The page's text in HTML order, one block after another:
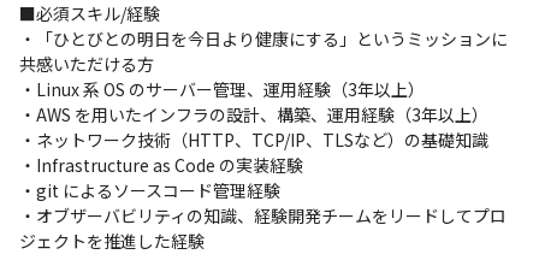
■働き方
リモートワークを導入しています。必須のオフィス出勤日等は設
けず、所属部署やチームと相談して、各自が自由に日々の働き方
を選んでいます。
※エンジニアは、在宅勤務で働く社員が主流となっており、月1〜
2日程度出社のメンバーが9割を超えています。オンラインミーテ
ィングやチャットツールを使用し、リモートでも気軽に、密にコ
ミュニケーションをとれる風土です。
■必須スキル/経験
・「ひとびとの明日を今日より健康にする」というミッションに
共感いただける方
・Linux 系 OS のサーバー管理、運用経験（3年以上）
・AWS を用いたインフラの設計、構築、運用経験（3年以上）
・ネットワーク技術（HTTP、TCP/IP、TLSなど）の基礎知識
・Infrastructure as Code の実装経験
・git によるソースコード管理経験
・オブザーバビリティの知識、経験開発チームをリードしてプロ
ジェクトを推進した経験